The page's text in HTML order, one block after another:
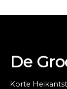
De
Korte